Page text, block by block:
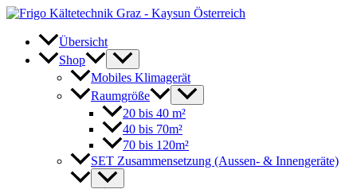
Zum
springen
Übersicht
Shop
Mobiles Klimagerät
Raumgröße
20 bis 40 m²
40 bis 70m²
70 bis 120m²
SET Zusammensetzung (Aussen- & Innengeräte)